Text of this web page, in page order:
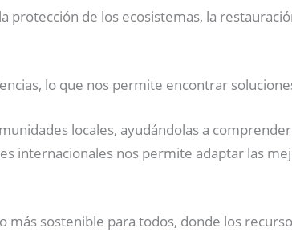
de los ecosistemas, la
lo que nos permite encontrar
locales, ayudándolas a
internacionales nos permite adaptar las
sostenible para todos, donde los